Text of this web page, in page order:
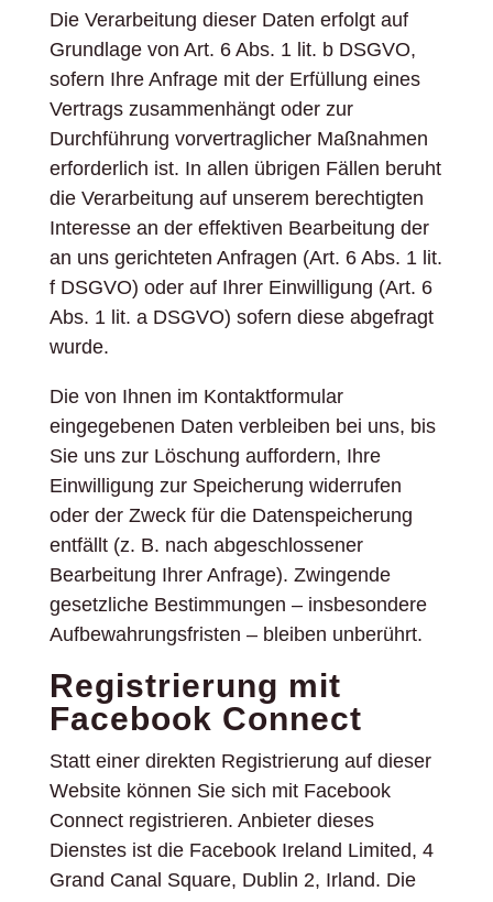
Die Verarbeitung dieser Daten erfolgt auf
Grundlage von Art. 6 Abs. 1 lit. b DSGVO,
sofern Ihre Anfrage mit der Erfüllung eines
Vertrags zusammenhängt oder zur
Durchführung vorvertraglicher Maßnahmen
erforderlich ist. In allen übrigen Fällen beruht
die Verarbeitung auf unserem berechtigten
Interesse an der effektiven Bearbeitung der
an uns gerichteten Anfragen (Art. 6 Abs. 1 lit.
f DSGVO) oder auf Ihrer Einwilligung (Art. 6
Abs. 1 lit. a DSGVO) sofern diese abgefragt
wurde.
Die von Ihnen im Kontaktformular
eingegebenen Daten verbleiben bei uns, bis
Sie uns zur Löschung auffordern, Ihre
Einwilligung zur Speicherung widerrufen
oder der Zweck für die Datenspeicherung
entfällt (z. B. nach abgeschlossener
Bearbeitung Ihrer Anfrage). Zwingende
gesetzliche Bestimmungen – insbesondere
Aufbewahrungsfristen – bleiben unberührt.
Registrierung mit
Facebook Connect
Statt einer direkten Registrierung auf dieser
Website können Sie sich mit Facebook
Connect registrieren. Anbieter dieses
Dienstes ist die Facebook Ireland Limited, 4
Grand Canal Square, Dublin 2, Irland. Die